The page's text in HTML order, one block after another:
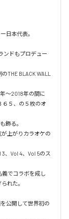
日本代表。
ンドもプロデュー
THE BLACK WALL
〜2018年の間に
６５、の５枚のオ
飾る。
が上がりカラオケの
、Vol 4、Vol 5のス
でコラボを成し
れた。
公開して世界初の